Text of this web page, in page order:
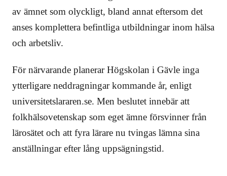
av ämnet som olyckligt, bland annat eftersom det
anses komplettera befintliga utbildningar inom hälsa
och arbetsliv.
För närvarande planerar Högskolan i Gävle inga
ytterligare neddragningar kommande år, enligt
universitetslararen.se. Men beslutet innebär att
folkhälsovetenskap som eget ämne försvinner från
lärosätet och att fyra lärare nu tvingas lämna sina
anställningar efter lång uppsägningstid.